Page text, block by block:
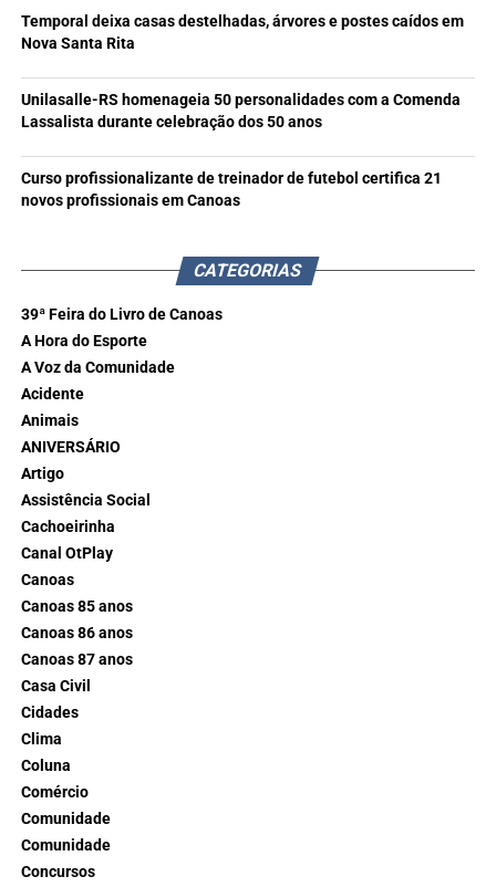
Temporal deixa casas destelhadas, árvores e postes caídos em
Nova Santa Rita
Unilasalle-RS homenageia 50 personalidades com a Comenda
Lassalista durante celebração dos 50 anos
Curso profissionalizante de treinador de futebol certifica 21
novos profissionais em Canoas
CATEGORIAS
39ª Feira do Livro de Canoas
A Hora do Esporte
A Voz da Comunidade
Acidente
Animais
ANIVERSÁRIO
Artigo
Assistência Social
Cachoeirinha
Canal OtPlay
Canoas
Canoas 85 anos
Canoas 86 anos
Canoas 87 anos
Casa Civil
Cidades
Clima
Coluna
Comércio
Comunidade
Comunidade
Concursos